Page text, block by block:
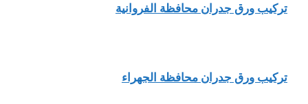
تركيب ورق جدران محافظة الفروانية
تركيب ورق جدران محافظة الجهراء